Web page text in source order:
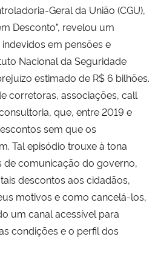
Geral da União (CGU),
Desconto”, revelou um
em pensões e
Nacional da Seguridade
estimado de R$ 6 bilhões.
corretoras, associações, call
que, entre 2019 e
sem que os
Tal episódio trouxe à tona
de comunicação do governo,
descontos aos cidadãos,
motivos e como cancelá-los,
um canal acessível para
condições e o perfil dos